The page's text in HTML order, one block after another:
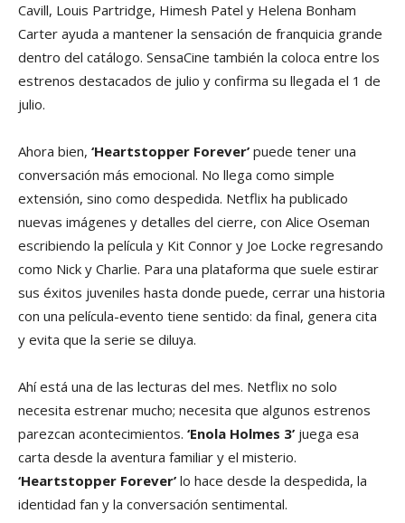
Cavill, Louis Partridge, Himesh Patel y Helena Bonham
Carter ayuda a mantener la sensación de franquicia grande
dentro del catálogo. SensaCine también la coloca entre los
estrenos destacados de julio y confirma su llegada el 1 de
julio.
Ahora bien, ‘Heartstopper Forever’ puede tener una
conversación más emocional. No llega como simple
extensión, sino como despedida. Netflix ha publicado
nuevas imágenes y detalles del cierre, con Alice Oseman
escribiendo la película y Kit Connor y Joe Locke regresando
como Nick y Charlie. Para una plataforma que suele estirar
sus éxitos juveniles hasta donde puede, cerrar una historia
con una película-evento tiene sentido: da final, genera cita
y evita que la serie se diluya.
Ahí está una de las lecturas del mes. Netflix no solo
necesita estrenar mucho; necesita que algunos estrenos
parezcan acontecimientos. ‘Enola Holmes 3’ juega esa
carta desde la aventura familiar y el misterio.
‘Heartstopper Forever’ lo hace desde la despedida, la
identidad fan y la conversación sentimental.